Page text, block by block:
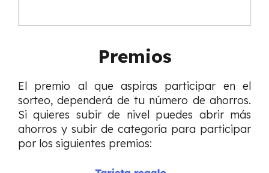
Premios
El premio al que aspiras participar en el
sorteo, dependerá de tu número de ahorros.
Si quieres subir de nivel puedes abrir más
ahorros y subir de categoría para participar
por los siguientes premios: